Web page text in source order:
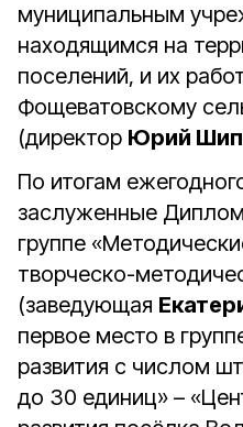
муниципальным
находящимся на
поселений, и их
Фощеватовскому
(директор Юрий
По итогам
заслуженные
группе
творческо-
(заведующая
первое место в
развития с числом
до 30 единиц» –